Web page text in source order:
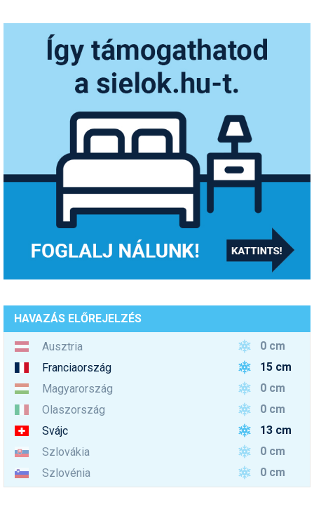
HAVAZÁS ELŐREJELZÉS
Ausztria
0 cm
Franciaország
15 cm
Magyarország
0 cm
Olaszország
0 cm
Svájc
13 cm
Szlovákia
0 cm
Szlovénia
0 cm